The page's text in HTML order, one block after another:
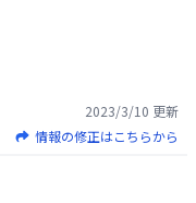
2023/3/10 更新
情報の修正はこちらから